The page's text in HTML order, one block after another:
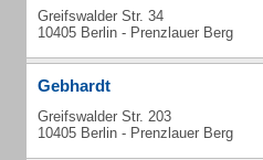
Greifswalder Str. 34
10405 Berlin - Prenzlauer Berg
Gebhardt
Greifswalder Str. 203
10405 Berlin - Prenzlauer Berg